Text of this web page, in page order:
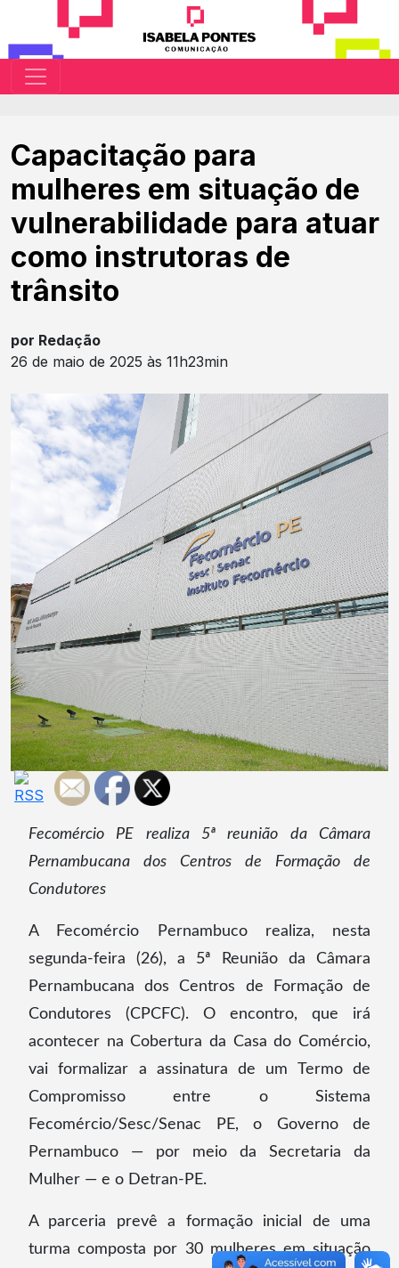
Capacitação para
mulheres em situação de
vulnerabilidade para atuar
como instrutoras de
trânsito
por Redação
26 de maio de 2025 às 11h23min
Fecomércio PE realiza 5ª reunião da Câmara
Pernambucana dos Centros de Formação de
Condutores
A Fecomércio Pernambuco realiza, nesta
segunda-feira (26), a 5ª Reunião da Câmara
Pernambucana dos Centros de Formação de
Condutores (CPCFC). O encontro, que irá
acontecer na Cobertura da Casa do Comércio,
vai formalizar a assinatura de um Termo de
Compromisso entre o Sistema
Fecomércio/Sesc/Senac PE, o Governo de
Pernambuco — por meio da Secretaria da
Mulher — e o Detran-PE.
A parceria prevê a formação inicial de uma
turma composta por 30 mulheres em situação